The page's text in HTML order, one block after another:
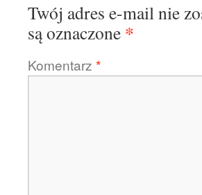
Twój adres e-mail nie
są oznaczone *
Komentarz *